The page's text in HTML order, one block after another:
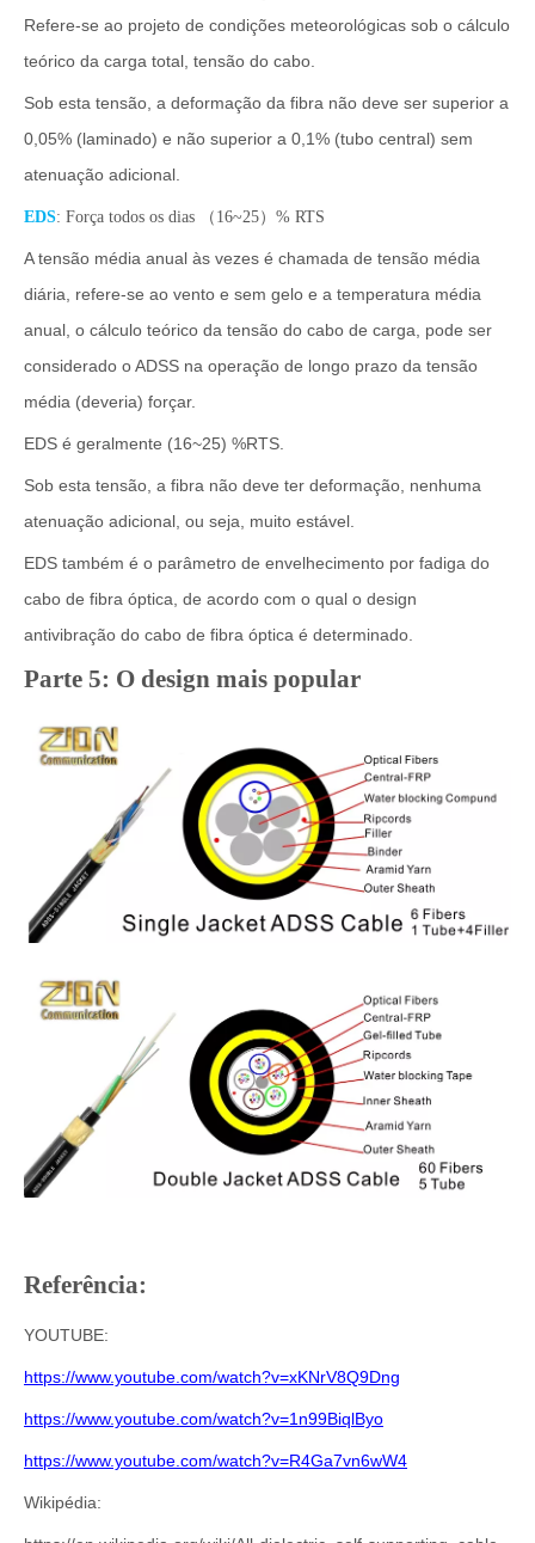
Refere-se ao projeto de condições meteorológicas sob o cálculo
teórico da carga total, tensão do cabo.
Sob esta tensão, a deformação da fibra não deve ser superior a
0,05% (laminado) e não superior a 0,1% (tubo central) sem
atenuação adicional.
EDS: Força todos os dias （16~25）% RTS
A tensão média anual às vezes é chamada de tensão média
diária, refere-se ao vento e sem gelo e a temperatura média
anual, o cálculo teórico da tensão do cabo de carga, pode ser
considerado o ADSS na operação de longo prazo da tensão
média (deveria) forçar.
EDS é geralmente (16~25) %RTS.
Sob esta tensão, a fibra não deve ter deformação, nenhuma
atenuação adicional, ou seja, muito estável.
EDS também é o parâmetro de envelhecimento por fadiga do
cabo de fibra óptica, de acordo com o qual o design
antivibração do cabo de fibra óptica é determinado.
Parte 5: O design mais popular
Referência:
YOUTUBE:
https://www.youtube.com/watch?v=xKNrV8Q9Dng
https://www.youtube.com/watch?v=1n99BiqlByo
https://www.youtube.com/watch?v=R4Ga7vn6wW4
Wikipédia: